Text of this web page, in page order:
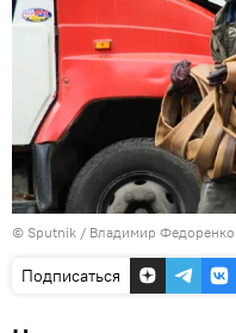
© Sputnik / Владимир Федоренко
Подписаться